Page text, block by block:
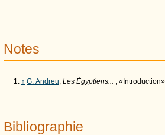
Notes
↑ G. Andreu Les Égyptiens...
Bibliographie